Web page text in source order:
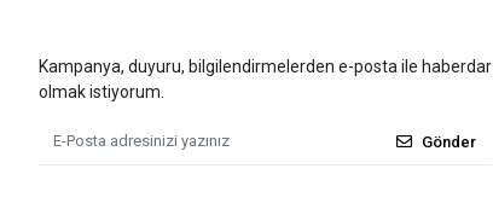
Kampanya, duyuru, bilgilendirmelerden e-posta ile haberdar
olmak istiyorum.
Gönder